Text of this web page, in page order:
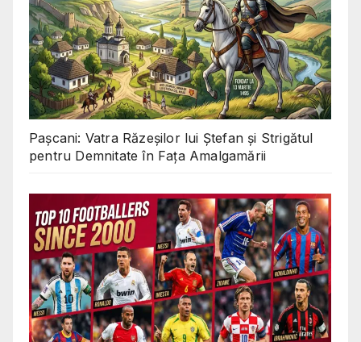
Pașcani: Vatra Răzeșilor lui Ștefan și Strigătul
pentru Demnitate în Fața Amalgamării